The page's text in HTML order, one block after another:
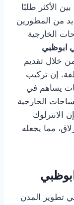
الأكثر طلبًا
من المطورين
الخارجية
ابوظبي
من خلال تقديم
إن تركيب
يساهم في
الخارجية
الانترلوك
مما يجعله
تطوير المدن